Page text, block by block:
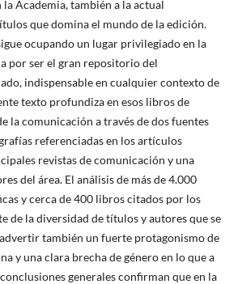
la Academia, también a la actual
que domina el mundo de la edición.
ocupando un lugar privilegiado en la
por ser el gran repositorio del
indispensable en cualquier contexto de
texto profundiza en esos libros de
la comunicación a través de dos fuentes
referenciadas en los artículos
revistas de comunicación y una
del área. El análisis de más de 4.000
y cerca de 400 libros citados por los
de la diversidad de títulos y autores que se
también un fuerte protagonismo de
y una clara brecha de género en lo que a
generales confirman que en la